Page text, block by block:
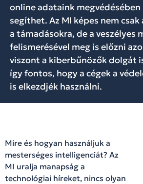
online adataink megvédésében
segíthet. Az MI képes nem
a támadásokra, de a veszélyes
felismerésével meg is előzni
viszont a kiberbűnözők dolgát
így fontos, hogy a cégek a
is elkezdjék használni.
Mire és hogyan használjuk a
mesterséges intelligenciát? Az
MI uralja manapság a
technológiai híreket, nincs olyan